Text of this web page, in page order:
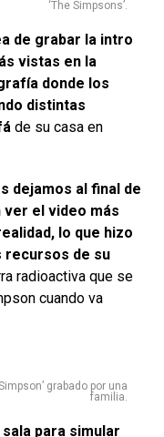
‘The Simpsons’.
de grabar la intro
vistas en la
donde los
distintas
de su casa en
dejamos al final de
ver el video más
lo que hizo
recursos de su
radioactiva que se
cuando va
grabado por una
familia.
para simular